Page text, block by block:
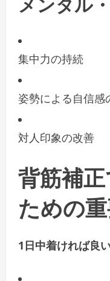
集中力の持続
姿勢による自信感
対人印象の改善
背筋補
ための
1日中着ければ良